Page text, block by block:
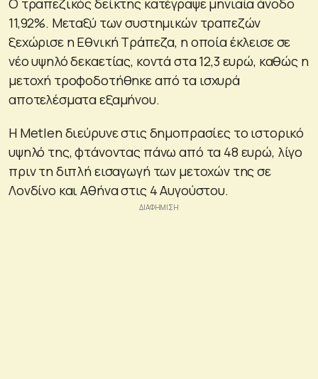
11,92%. Μεταξύ των συστημικών τραπεζών
ξεχώρισε η Εθνική Τράπεζα, η οποία έκλεισε σε
νέο υψηλό δεκαετίας, κοντά στα 12,3 ευρώ, καθώς η
μετοχή τροφοδοτήθηκε από τα ισχυρά
αποτελέσματα εξαμήνου.
Η Metlen διεύρυνε στις δημοπρασίες το ιστορικό
υψηλό της, φτάνοντας πάνω από τα 48 ευρώ, λίγο
πριν τη διπλή εισαγωγή των μετοχών της σε
Λονδίνο και Αθήνα στις 4 Αυγούστου.